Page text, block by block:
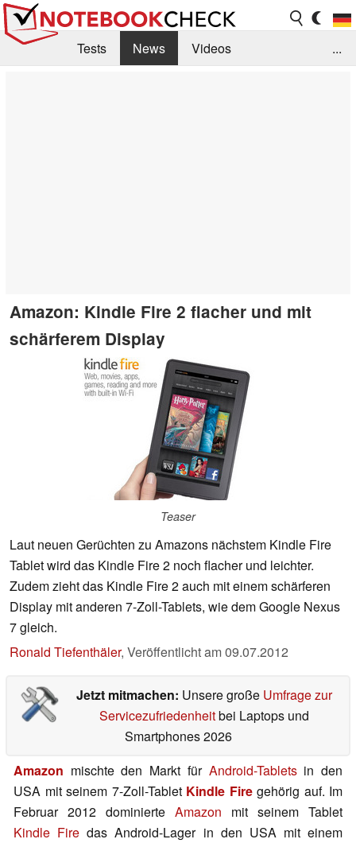
Tests News
Videos
...
Amazon: Kindle Fire 2 flacher und mit
schärferem Display
Teaser
Laut neuen Gerüchten zu Amazons nächstem Kindle Fire
Tablet wird das Kindle Fire 2 noch flacher und leichter.
Zudem zieht das Kindle Fire 2 auch mit einem schärferen
Display mit anderen 7-Zoll-Tablets, wie dem Google Nexus
7 gleich.
Ronald Tiefenthäler, Veröffentlicht am09.07.2012
Jetzt mitmachen: Unsere große Umfrage zur
Servicezufriedenheitbei Laptops und
Smartphones 2026
Amazon mischte den Markt für Android-Tabletsin den
USA mit seinem 7-Zoll-Tablet Kindle Firegehörig auf. Im
Februar 2012 dominierte Amazon mit seinem Tablet
Kindle Fire das Android-Lager in den USA mit einem